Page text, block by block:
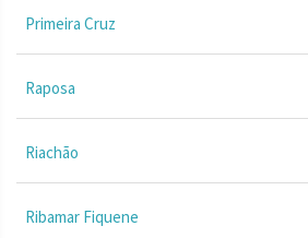
Primeira Cruz
Raposa
Riachão
Ribamar Fiquene